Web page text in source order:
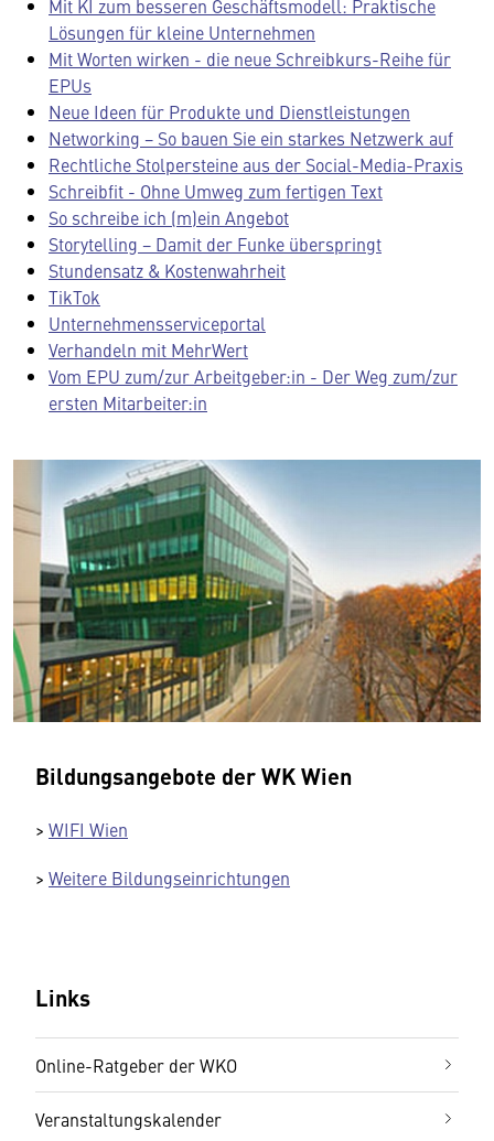
Mit KI zum besseren Geschäftsmodell: Praktische
Lösungen für kleine Unternehmen
Mit Worten wirken - die neue Schreibkurs-Reihe für
EPUs
Neue Ideen für Produkte und Dienstleistungen
Networking − So bauen Sie ein starkes Netzwerk auf
Rechtliche Stolpersteine aus der Social-Media-Praxis
Schreibfit - Ohne Umweg zum fertigen Text
So schreibe ich (m)ein Angebot
Storytelling − Damit der Funke überspringt
Stundensatz & Kostenwahrheit
TikTok
Unternehmensserviceportal
Verhandeln mit MehrWert
Vom EPU zum/zur Arbeitgeber:in - Der Weg zum/zur
ersten Mitarbeiter:in
Bildungsangebote der WK Wien
> WIFI Wien
> Weitere Bildungseinrichtungen
Links
Online-Ratgeber der WKO
Veranstaltungskalender